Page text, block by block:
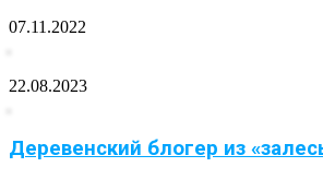
07.11.2022
22.08.2023
Деревенский блогер из